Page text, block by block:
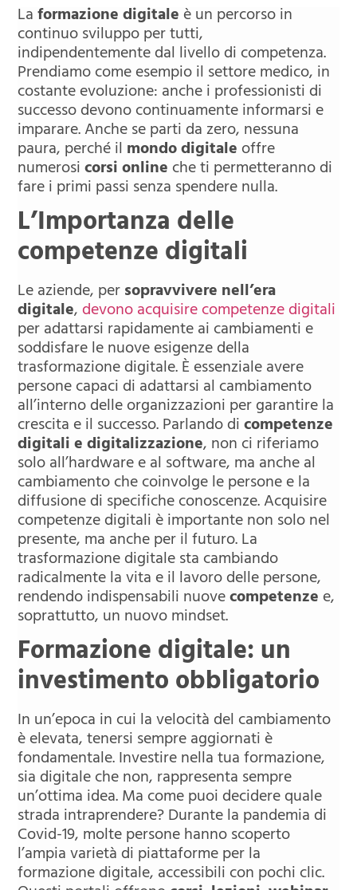
Laformazione digitaleè un percorso in
continuo sviluppo per tutti,
indipendentemente dal livello di competenza.
Prendiamo come esempio il settore medico, in
costante evoluzione: anche i professionisti di
successo devono continuamente informarsi e
imparare. Anche se parti da zero, nessuna
paura, perché il mondo digitaleoffre
numerosicorsi onlineche ti permetteranno di
fare i primi passi senza spendere nulla.
L’Importanza delle
competenze digitali
Le aziende, persopravvivere nell’era
digitale,devono acquisire competenze digitali
per adattarsi rapidamente ai cambiamenti e
soddisfare le nuove esigenze della
trasformazione digitale. È essenziale avere
persone capaci di adattarsi al cambiamento
all’interno delle organizzazioni per garantire la
crescita e il successo. Parlando dicompetenze
digitali e digitalizzazione, non ci riferiamo
solo all’hardware e al software, ma anche al
cambiamento che coinvolge le persone e la
diffusione di specifiche conoscenze. Acquisire
competenze digitali è importante non solo nel
presente, ma anche per il futuro. La
trasformazione digitale sta cambiando
radicalmente la vita e il lavoro delle persone,
rendendo indispensabili nuovecompetenzee,
soprattutto, un nuovo mindset.
Formazione digitale: un
investimento obbligatorio
In un’epoca in cui la velocità del cambiamento
è elevata, tenersi sempre aggiornati è
fondamentale. Investire nella tua formazione,
sia digitale che non, rappresenta sempre
un’ottima idea. Ma come puoi decidere quale
strada intraprendere? Durante la pandemia di
Covid-19, molte persone hanno scoperto
l’ampia varietà di piattaforme per la
formazione digitale, accessibili con pochi clic.